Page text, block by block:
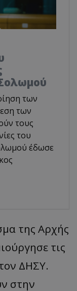
των
των
τους
του
έδωσε
της Αρχής
τις
ΔΗΣΥ.
στην